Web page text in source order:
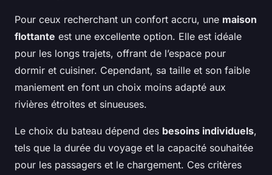
Pour ceux recherchant un confort accru, une maison
flottante est une excellente option. Elle est idéale
pour les longs trajets, offrant de l’espace pour
dormir et cuisiner. Cependant, sa taille et son faible
maniement en font un choix moins adapté aux
rivières étroites et sinueuses.
Le choix du bateau dépend des besoins individuels,
tels que la durée du voyage et la capacité souhaitée
pour les passagers et le chargement. Ces critères